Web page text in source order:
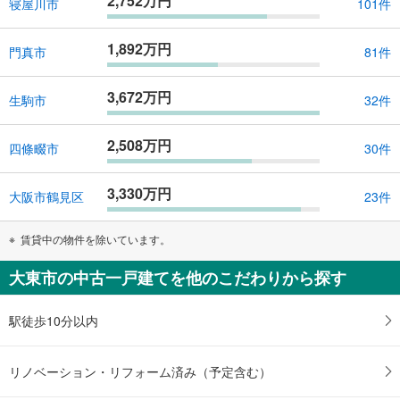
寝屋川市 101件
門真市 1,892万円 81件
生駒市 3,672万円 32件
四條畷市 2,508万円 30件
大阪市鶴見区 3,330万円 23件
賃貸中の物件を除いています。
大東市の中古一戸建てを他のこだわりから探す
駅徒歩10分以内
リノベーション・リフォーム済み（予定含む）